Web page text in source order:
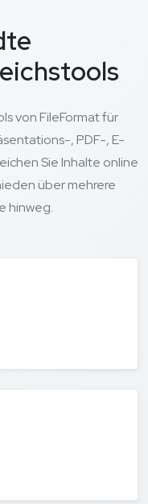
von FileFormat für
, PDF-, E-
Sie Inhalte online
über mehrere
hinweg.